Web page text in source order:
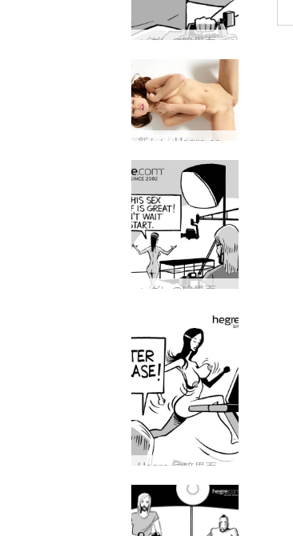
ヘグレの暗黒面 #39: ペッターは聴衆を喜ばせる方法を知っている…
新しい Hegre.com モデルのジェナ
ヘグレの暗黒面 #36: ペッターより射撃に興奮しているのは誰?
Hegre の暗黒面 #33: ペッターがパーソナル トレーナーだと想像できますか?